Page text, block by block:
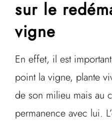
sur le
vigne
En effet, il est
point la vigne, plante
de son milieu mais au
permanence avec lui.